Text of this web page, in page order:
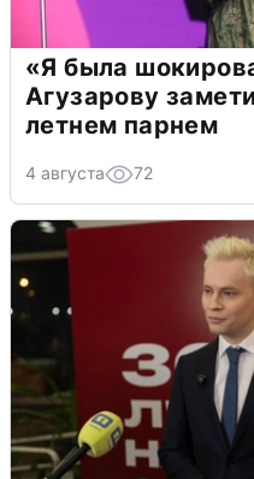
«Я была
Агузарову
летнем парнем
4 августа 72